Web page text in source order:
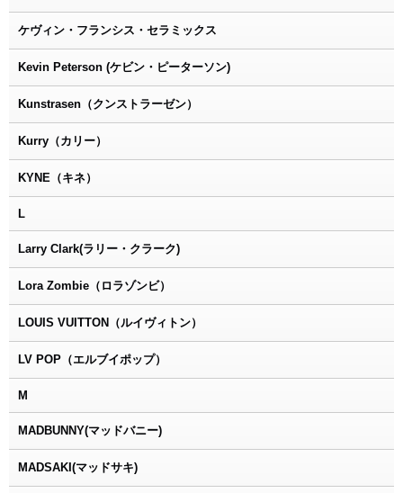
ケヴィン・フランシス・セラミックス
Kevin Peterson (ケビン・ピーターソン)
Kunstrasen（クンストラーゼン）
Kurry（カリー）
KYNE（キネ）
L
Larry Clark(ラリー・クラーク)
Lora Zombie（ロラゾンビ）
LOUIS VUITTON（ルイヴィトン）
LV POP（エルブイポップ）
M
MADBUNNY(マッドバニー)
MADSAKI(マッドサキ)